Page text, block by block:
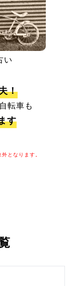
い
！
転車も
す
となります。